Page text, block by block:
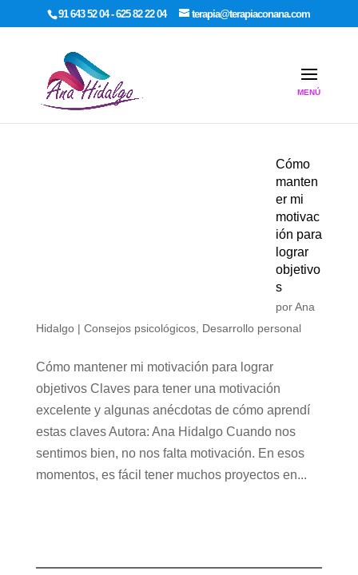
google-site-verification: google7dcda757e565a307.html
91 643 52 04 - 625 82 22 04 terapia@terapiaconana.com
Cómo
manten
er mi
motivac
ión para
lograr
objetivo
s
porAna
Hidalgo| Consejos psicológicos, Desarrollo personal
Cómo mantener mi motivación para lograr
objetivos Claves para tener una motivación
excelente y algunas anécdotas de cómo aprendí
estas claves Autora: Ana Hidalgo Cuando nos
sentimos bien, no nos falta motivación. En esos
momentos, es fácil tener muchos proyectos en...